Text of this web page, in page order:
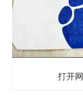
打开